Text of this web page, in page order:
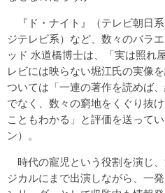
『ド・ナイト』（テレビ朝日
ジテレビ系）など、数々のバラ
ッド 水道橋博士は、「実は照れ
レビには映らない堀江氏の実像
ついては「一連の著作を読めば
でなく、数々の窮地をくぐり抜
こともわかる」と評価を送って
ン）。
時代の寵児という役割を演じ
ジカルにまで出演しながら、一